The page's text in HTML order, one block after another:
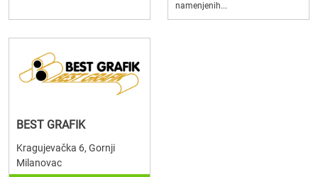
namenjenih...
BEST GRAFIK
Kragujevačka 6, Gornji
Milanovac